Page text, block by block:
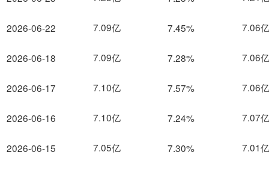
2026-06-22
2026-06-18
2026-06-17
2026-06-16
2026-06-15
7.09亿 7.45% 7.06亿
7.09亿 7.28% 7.06亿
7.10亿 7.57% 7.06亿
7.10亿 7.24% 7.07亿
7.05亿 7.30% 7.01亿